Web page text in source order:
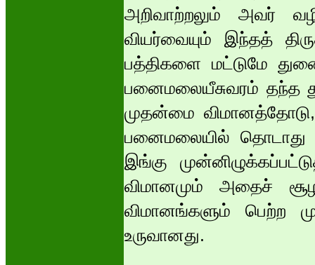
அறிவாற்றலும் அவர்
வியர்வையும் இந்தத்
பத்திகளை மட்டுமே
பனைமலையீசுவரம் தந்த
முதன்மை
பனைமலையில் தொடாது
இங்கு
விமானமும் அதைச்
விமானங்களும் பெற்ற
உருவானது.